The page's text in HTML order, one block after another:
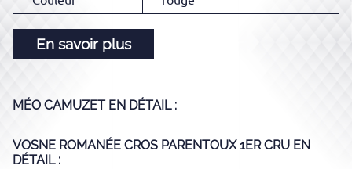
En savoir plus
MÉO CAMUZETEN DÉTAIL :
VOSNE ROMANÉE CROS PARENTOUX 1ER CRU EN
DÉTAIL :